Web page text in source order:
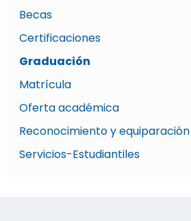
Becas
Certificaciones
Graduación
Matrícula
Oferta académica
Reconocimiento y equiparación
Servicios-Estudiantiles